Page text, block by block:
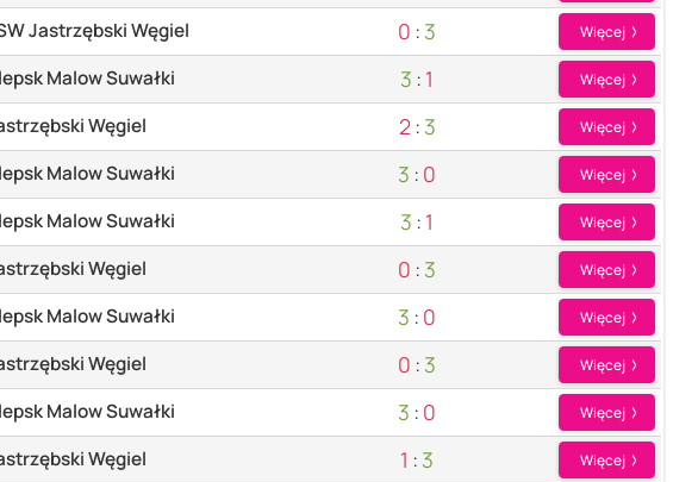
Jastrzębski Węgiel 0 : 3 Więcej
Malow Suwałki 3 : 1 Więcej
Węgiel 2 : 3 Więcej
Malow Suwałki 3 : 0 Więcej
Malow Suwałki 3 : 1 Więcej
Węgiel 0 : 3 Więcej
Malow Suwałki 3 : 0 Więcej
Węgiel 0 : 3 Więcej
Malow Suwałki 3 : 0 Więcej
Węgiel 1 : 3 Więcej